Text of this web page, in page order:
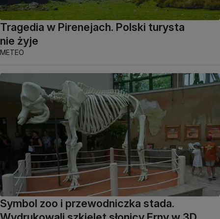
Tragedia w Pirenejach. Polski turysta
nie żyje
METEO
Symbol zoo i przewodniczka stada.